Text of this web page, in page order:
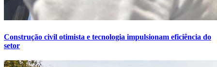
Construção civil otimista e tecnologia impulsionam eficiência do
setor